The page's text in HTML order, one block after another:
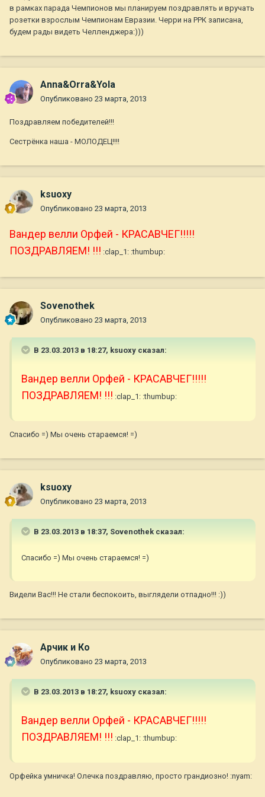
в рамках парада Чемпионов мы планируем поздравлять и вручать
розетки взрослым Чемпионам Евразии. Черри на РРК записана,
будем рады видеть Челленджера:)))
Anna&Orra&Yola
Опубликовано 23 марта, 2013
Поздравляем победителей!!!
Сестрёнка наша - МОЛОДЕЦ!!!!
ksuoxy
Опубликовано 23 марта, 2013
Вандер велли Орфей - КРАСАВЧЕГ!!!!!
ПОЗДРАВЛЯЕМ! !!! :clap_1: :thumbup:
Sovenothek
Опубликовано 23 марта, 2013
В 23.03.2013 в 18:27, ksuoxy сказал:
Вандер велли Орфей - КРАСАВЧЕГ!!!!!
ПОЗДРАВЛЯЕМ! !!! :clap_1: :thumbup:
Спасибо =) Мы очень стараемся! =)
ksuoxy
Опубликовано 23 марта, 2013
В 23.03.2013 в 18:37, Sovenothek сказал:
Спасибо =) Мы очень стараемся! =)
Видели Вас!!! Не стали беспокоить, выглядели отпадно!!! :))
Арчик и Ко
Опубликовано 23 марта, 2013
В 23.03.2013 в 18:27, ksuoxy сказал:
Вандер велли Орфей - КРАСАВЧЕГ!!!!!
ПОЗДРАВЛЯЕМ! !!! :clap_1: :thumbup:
Орфейка умничка! Олечка поздравляю, просто грандиозно! :nyam: